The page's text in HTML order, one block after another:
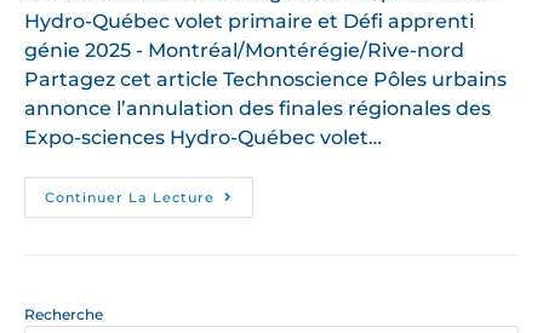
Hydro-Québec volet primaire et Défi apprenti
génie 2025 - Montréal/Montérégie/Rive-nord
Partagez cet article Technoscience Pôles urbains
annonce l’annulation des finales régionales des
Expo-sciences Hydro-Québec volet…
Continuer La Lecture
Recherche